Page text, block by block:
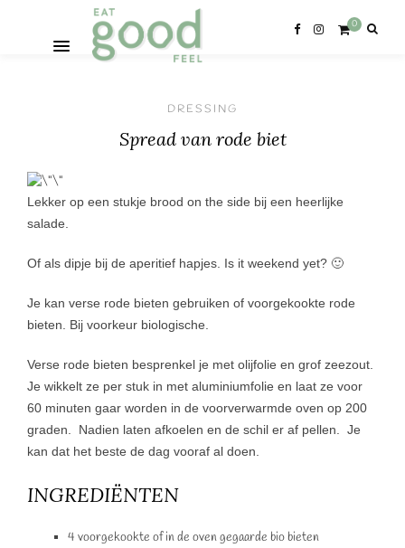
0
DRESSING
Spread van rode biet
Lekker op een stukje brood on the side bij een heerlijke
salade.
Of als dipje bij de aperitief hapjes. Is it weekend yet? 🙂
Je kan verse rode bieten gebruiken of voorgekookte rode
bieten. Bij voorkeur biologische.
Verse rode bieten besprenkel je met olijfolie en grof zeezout.
Je wikkelt ze per stuk in met aluminiumfolie en laat ze voor
60 minuten gaar worden in de voorverwarmde oven op 200
graden. Nadien laten afkoelen en de schil er af pellen. Je
kan dat het beste de dag vooraf al doen.
INGREDIËNTEN
4 voorgekookte of in de oven gegaarde bio bieten